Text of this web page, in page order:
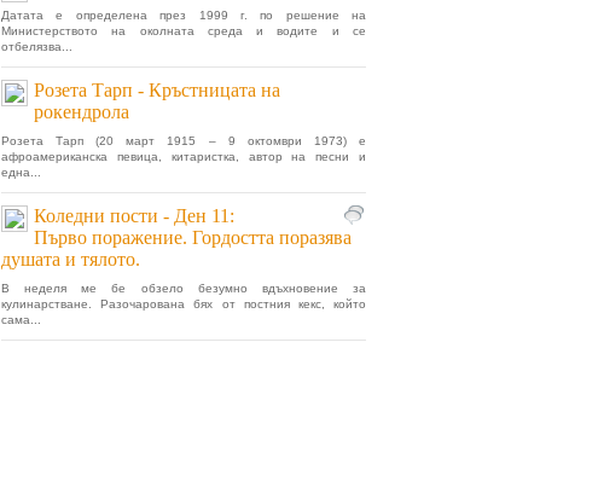
Датата е определена през 1999 г. по решение на
Министерството на околната среда и водите и се
отбелязва...
Розета Тарп - Кръстницата на
рокендрола
Розета Тарп (20 март 1915 – 9 октомври 1973) е
афроамериканска певица, китаристка, автор на песни и
една...
Коледни пости - Ден 11:
Първо поражение. Гордостта поразява
душата и тялото.
В неделя ме бе обзело безумно вдъхновение за
кулинарстване. Разочарована бях от постния кекс, който
сама...